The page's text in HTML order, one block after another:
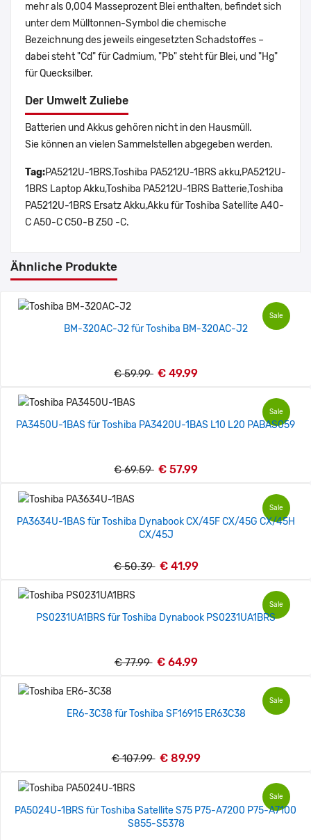
mehr als 0,004 Masseprozent Blei enthalten, befindet sich
unter dem Mülltonnen-Symbol die chemische
Bezeichnung des jeweils eingesetzten Schadstoffes –
dabei steht "Cd" für Cadmium, "Pb" steht für Blei, und "Hg"
für Quecksilber.
Der Umwelt Zuliebe
Batterien und Akkus gehören nicht in den Hausmüll.
Sie können an vielen Sammelstellen abgegeben werden.
Tag:PA5212U-1BRS,Toshiba PA5212U-1BRS akku,PA5212U-
1BRS Laptop Akku,Toshiba PA5212U-1BRS Batterie,Toshiba
PA5212U-1BRS Ersatz Akku,Akku für Toshiba Satellite A40-
C A50-C C50-B Z50 -C.
Ähnliche Produkte
Sale
BM-320AC-J2 für Toshiba BM-320AC-J2
€ 59.99 € 49.99
Sale
PA3450U-1BAS für Toshiba PA3420U-1BAS L10 L20 PABAS059
€ 69.59 € 57.99
Sale
PA3634U-1BAS für Toshiba Dynabook CX/45F CX/45G CX/45H
CX/45J
€ 50.39 € 41.99
Sale
PS0231UA1BRS für Toshiba Dynabook PS0231UA1BRS
€ 77.99 € 64.99
Sale
ER6-3C38 für Toshiba SF16915 ER63C38
€ 107.99 € 89.99
Sale
PA5024U-1BRS für Toshiba Satellite S75 P75-A7200 P75-A7100
S855-S5378